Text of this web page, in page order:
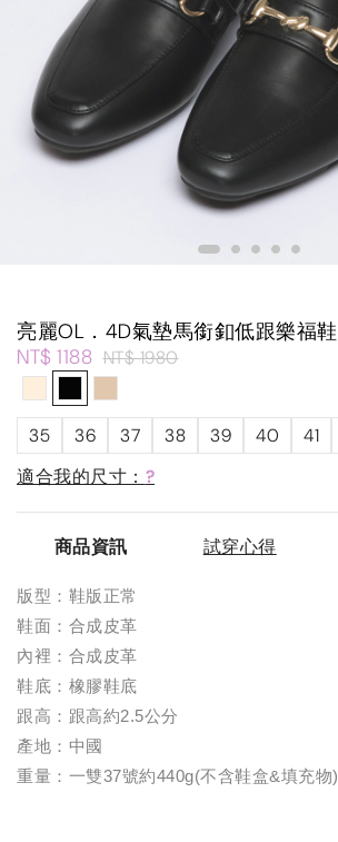
亮麗OL．4D氣墊馬銜釦低跟樂福鞋
NT$ 1188 NT$ 1980
35 36 37 38 39 40 41
適合我的尺寸： ?
商品資訊 試穿心得
版型：鞋版正常
鞋面：合成皮革
內裡：合成皮革
鞋底：橡膠鞋底
跟高：跟高約2.5公分
產地：中國
重量：一雙37號約440g(不含鞋盒&填充物)